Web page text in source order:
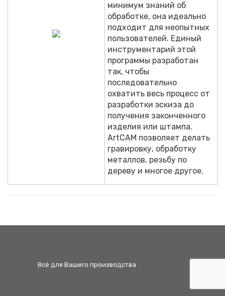
минимум знаний об
обработке, она идеально
подходит для неопытных
пользователей. Единый
инструментарий этой
программы разработан
так, чтобы
последовательно
охватить весь процесс от
разработки эскиза до
получения законченного
изделия или штампа.
ArtCAM позволяет делать
гравировку, обработку
металлов, резьбу по
дереву и многое другое.
Всё для Вашего производства